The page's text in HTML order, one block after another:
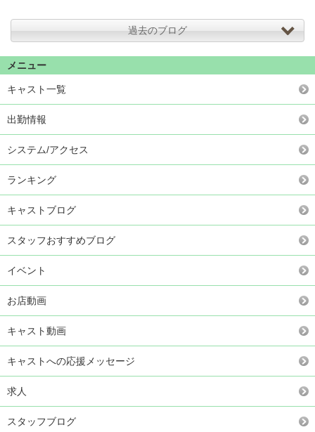
過去のブログ
メニュー
キャスト一覧
出勤情報
システム/アクセス
ランキング
キャストブログ
スタッフおすすめブログ
イベント
お店動画
キャスト動画
キャストへの応援メッセージ
求人
スタッフブログ